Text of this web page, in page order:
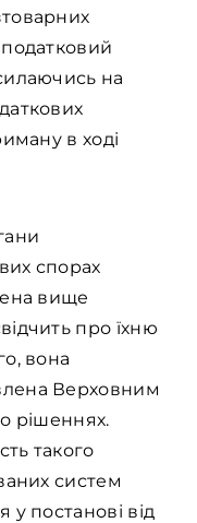
на
в ході
спорах
вище
про їхню
вона
Верховним
рішеннях.
такого
систем
у постанові від